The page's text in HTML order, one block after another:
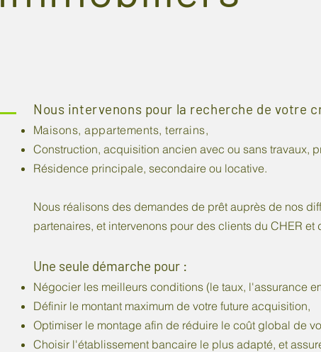
Nous intervenons pour la recherche de votre
Maisons,appartements, terrains,
Construction, acquisition ancien avec ou sans travaux,
Résidence principale, secondaire ou locative.
Nous réalisons des demandes de prêt auprès de nos
partenaires, et intervenons pour des clients du CHER
Une seule démarche pour :
Négocier les meilleurs conditions (le taux, l'assurance
Définir le montant maximum de votre future acquisition,
Optimiser le montage afin de réduire le coût global de
Choisir l'établissement bancaire le plus adapté, et